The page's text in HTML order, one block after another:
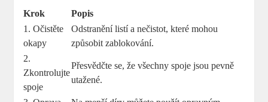
Krok
Popis
1. Očistěte
okapy
Odstranění listí a nečistot, které mohou
způsobit zablokování.
2.
Zkontrolujte
spoje
Přesvědčte se, že všechny spoje jsou pevně
utažené.